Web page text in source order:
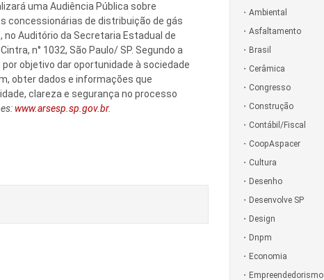
uma Audiência Pública sobre
concessionárias de distribuição de gás
no Auditório da Secretaria Estadual de
n° 1032, São Paulo/ SP. Segundo a
objetivo dar oportunidade à sociedade
obter dados e informações que
clareza e segurança no processo
www.arsesp.sp.gov.br.
Ambiental
Asfaltamento
Brasil
Cerâmica
Congresso
Construção
Contábil/Fiscal
CoopAspacer
Cultura
Desenho
Desenvolve SP
Design
Dnpm
Economia
Empreendedorismo